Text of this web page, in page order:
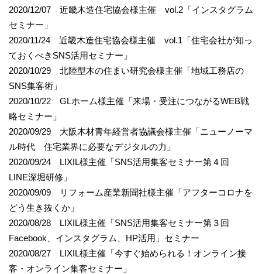
2020/12/07 近畿木造住宅協会様主催 vol.2「インスタグラム
セミナー」
2020/11/24 近畿木造住宅協会様主催 vol.1「住宅会社が知っ
ておくべきSNS活用セミナー」
2020/10/29 北陸型木の住まい研究会様主催「地域工務店の
SNS集客術」
2020/10/22 GLホーム様主催「来場・受注につながるWEB戦
略セミナー」
2020/09/29 大阪木材青年経営者協議会様主催「ニューノーマ
ル時代 住宅業界に必要なデジタルの力」
2020/09/24 LIXIL様主催「SNS活用集客セミナー第４回
LINE深堀研修」
2020/09/09 リフォーム産業新聞社様主催「アフターコロナを
どう生き抜くか」
2020/08/28 LIXIL様主催「SNS活用集客セミナー第３回
Facebook、インスタグラム、HP活用」セミナー
2020/08/27 LIXIL様主催「今すぐ始められる！オンライン接
客・オンライン集客セミナー」